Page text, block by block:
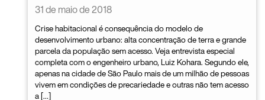
31 de maio de 2018
Crise habitacional é consequência do modelo de
desenvolvimento urbano: alta concentração de terra e grande
parcela da população sem acesso. Veja entrevista especial
completa com o engenheiro urbano, Luiz Kohara. Segundo ele,
apenas na cidade de São Paulo mais de um milhão de pessoas
vivem em condições de precariedade e outras não tem acesso
a […]